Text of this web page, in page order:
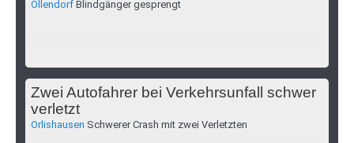
Ollendorf Blindgänger gesprengt
Zwei Autofahrer bei Verkehrsunfall schwer
verletzt
Orlishausen Schwerer Crash mit zwei Verletzten